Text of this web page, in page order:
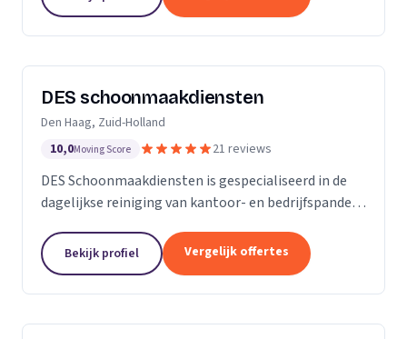
DES schoonmaakdiensten
Den Haag, Zuid-Holland
10,0Moving Score 21 reviews
DES Schoonmaakdiensten is gespecialiseerd in de
dagelijkse reiniging van kantoor- en bedrijfspanden
ervaring in de glas- en gevelreiniging. Maar met...
Bekijk profiel Vergelijk offertes